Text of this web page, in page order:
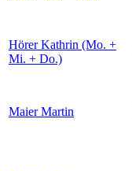
Hörer Kathrin (Mo. +
Mi. + Do.)
Maier Martin